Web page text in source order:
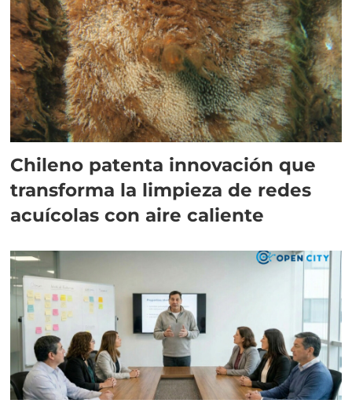
Chileno patenta innovación que
transforma la limpieza de redes
acuícolas con aire caliente